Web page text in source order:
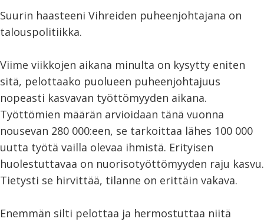
Suurin haasteeni Vihreiden puheenjohtajana on
talouspolitiikka.
Viime viikkojen aikana minulta on kysytty eniten
sitä, pelottaako puolueen puheenjohtajuus
nopeasti kasvavan työttömyyden aikana.
Työttömien määrän arvioidaan tänä vuonna
nousevan 280 000:een, se tarkoittaa lähes 100 000
uutta työtä vailla olevaa ihmistä. Erityisen
huolestuttavaa on nuorisotyöttömyyden raju kasvu.
Tietysti se hirvittää, tilanne on erittäin vakava.
Enemmän silti pelottaa ja hermostuttaa niitä